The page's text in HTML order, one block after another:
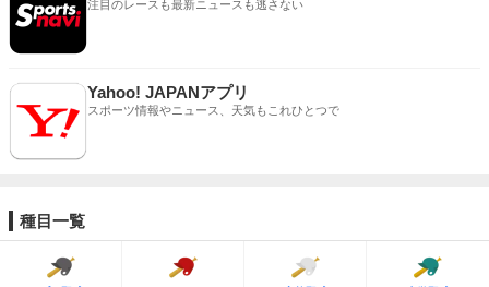
注目のレースも最新ニュースも逃さない
Yahoo! JAPANアプリ
スポーツ情報やニュース、天気もこれひとつで
種目一覧